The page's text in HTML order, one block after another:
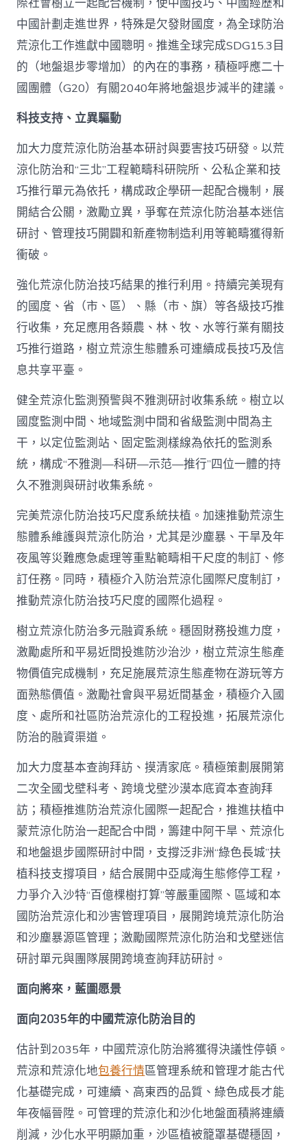
中國計劃走進世界，特殊是欠發財國度，為全球防治
荒涼化工作進獻中國聰明。推進全球完成SDG15.3目
的（地盤退步零增加）的內在的事務，積極呼應二十
國團體（G20）有關2040年將地盤退步減半的建議。
科技支持、立異驅動
加大力度荒涼化防治基本研討與要害技巧研發。以荒
涼化防治和“三北”工程範疇科研院所、公私企業和技
巧推行單元為依托，構成政企學研一起配合機制，展
開結合公關，激勵立異，爭奪在荒涼化防治基本迷信
研討、管理技巧開闢和新產物制造利用等範疇獲得新
衝破。
強化荒涼化防治技巧結果的推行利用。持續完美現有
的國度、省（市、區）、縣（市、旗）等各級技巧推
行收集，充足應用各類農、林、牧、水等行業有關技
巧推行道路，樹立荒涼生態體系可連續成長技巧及信
息共享平臺。
健全荒涼化監測預警與不雅測研討收集系統。樹立以
國度監測中間、地域監測中間和省級監測中間為主
干，以定位監測站、固定監測樣線為依托的監測系
統，構成“不雅測—科研—示范—推行”四位一體的持
久不雅測與研討收集系統。
完美荒涼化防治技巧尺度系統扶植。加速推動荒涼生
態體系維護與荒涼化防治，尤其是沙塵暴、干旱及年
夜風等災難應急處理等重點範疇相干尺度的制訂、修
訂任務。同時，積極介入防治荒涼化國際尺度制訂，
推動荒涼化防治技巧尺度的國際化過程。
樹立荒涼化防治多元融資系統。穩固財務投進力度，
激勵處所和平易近間投進防沙治沙，樹立荒涼生態產
物價值完成機制，充足施展荒涼生態產物在游玩等方
面熟態價值。激勵社會與平易近間基金，積極介入國
度、處所和社區防治荒涼化的工程投進，拓展荒涼化
防治的融資渠道。
加大力度基本查詢拜訪、摸清家底。積極策劃展開第
二次全國戈壁科考、跨境戈壁沙漠本底資本查詢拜
訪；積極推進防治荒涼化國際一起配合，推進扶植中
蒙荒涼化防治一起配合中間，籌建中阿干旱、荒涼化
和地盤退步國際研討中間，支撐泛非洲“綠色長城”扶
植科技支撐項目，結合展開中亞咸海生態修停工程，
力爭介入沙特“百億棵樹打算”等嚴重國際、區域和本
國防治荒涼化和沙害管理項目，展開跨境荒涼化防治
和沙塵暴源區管理；激勵國際荒涼化防治和戈壁迷信
研討單元與團隊展開跨境查詢拜訪研討。
面向將來，藍圖愿景
面向2035年的中國荒涼化防治目的
估計到2035年，中國荒涼化防治將獲得決議性停頓。
荒涼和荒涼化地包養行情區管理系統和管理才能古代
化基礎完成，可連續、高東西的品質、綠色成長才能
年夜幅晉陞。可管理的荒涼化和沙化地盤面積將連續
削減，沙化水平明顯加重，沙區植被籠罩基礎穩固，